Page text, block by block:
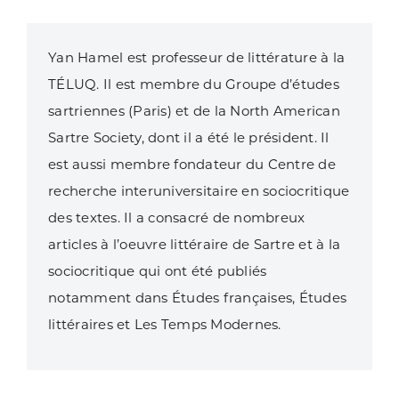
Yan Hamel est professeur de littérature à la
TÉLUQ. Il est membre du Groupe d’études
sartriennes (Paris) et de la North American
Sartre Society, dont il a été le président. Il
est aussi membre fondateur du Centre de
recherche interuniversitaire en sociocritique
des textes. Il a consacré de nombreux
articles à l’oeuvre littéraire de Sartre et à la
sociocritique qui ont été publiés
notamment dans Études françaises, Études
littéraires et Les Temps Modernes.